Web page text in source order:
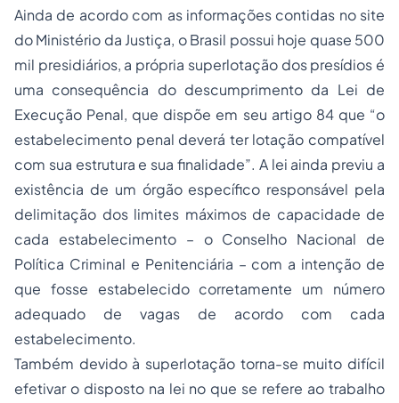
Ainda de acordo com as informações contidas no site
do Ministério da Justiça, o Brasil possui hoje quase 500
mil presidiários, a própria superlotação dos presídios é
uma consequência do descumprimento da Lei de
Execução Penal, que dispõe em seu artigo 84 que “o
estabelecimento penal deverá ter lotação compatível
com sua estrutura e sua finalidade”. A lei ainda previu a
existência de um órgão específico responsável pela
delimitação dos limites máximos de capacidade de
cada estabelecimento – o Conselho Nacional de
Política Criminal e Penitenciária – com a intenção de
que fosse estabelecido corretamente um número
adequado de vagas de acordo com cada
estabelecimento.
Também devido à superlotação torna-se muito difícil
efetivar o disposto na lei no que se refere ao trabalho